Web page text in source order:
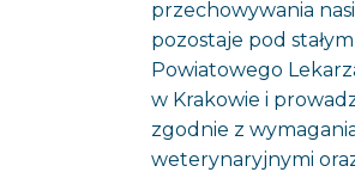
przechowywania
pozostaje pod
Powiatowego
w Krakowie i
zgodnie z
weterynaryjnymi